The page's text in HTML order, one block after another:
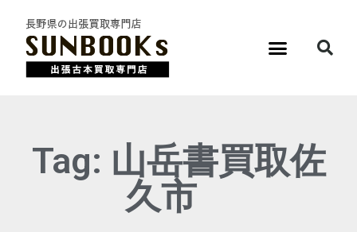
Tag: 山岳書買取佐
久市